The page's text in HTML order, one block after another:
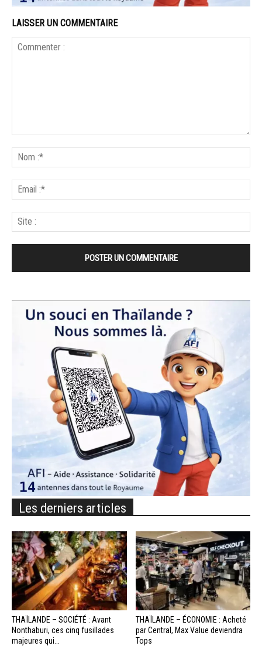
LAISSER UN COMMENTAIRE
Les derniers articles
THAÏLANDE – SOCIÉTÉ : Avant
Nonthaburi, ces cinq fusillades
majeures qui...
THAÏLANDE – ÉCONOMIE : Acheté
par Central, Max Value deviendra
Tops